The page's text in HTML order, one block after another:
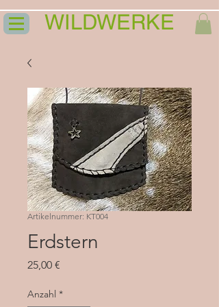
WILDWERKE
Artikelnummer: KT004
Erdstern
25,00 €
Anzahl *